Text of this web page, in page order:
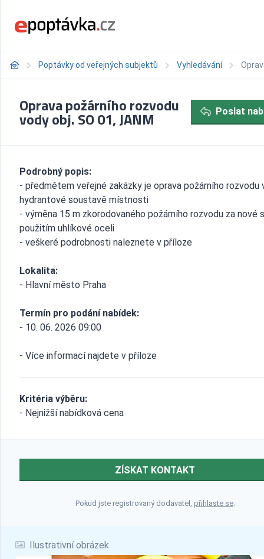
Poptávky od veřejných subjektů Vyhledávání
Ilustrativní obrázek
Oprava požárního rozvodu
vody obj. SO 01, JANM Poslat
Podrobný popis:
- předmětem veřejné zakázky je oprava požárního rozvodu
hydrantové soustavě místnosti
- výměna 15 m zkorodovaného požárního rozvodu za nové s
použitím uhlíkové oceli
- veškeré podrobnosti naleznete v příloze
Lokalita:
- Hlavní město Praha
Termín pro podání nabídek:
- 10. 06. 2026 09:00
- Více informací najdete v příloze
Kritéria výběru:
- Nejnižší nabídková cena
ZÍSKAT KONTAKT
Pokud jste registrovaný dodavatel, přihlaste se.